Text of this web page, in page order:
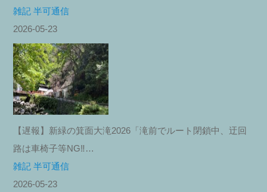
雑記 半可通信
2026-05-23
【遅報】新緑の箕面大滝2026「滝前でルート閉鎖中、迂回
路は車椅子等NG‼︎…
雑記 半可通信
2026-05-23